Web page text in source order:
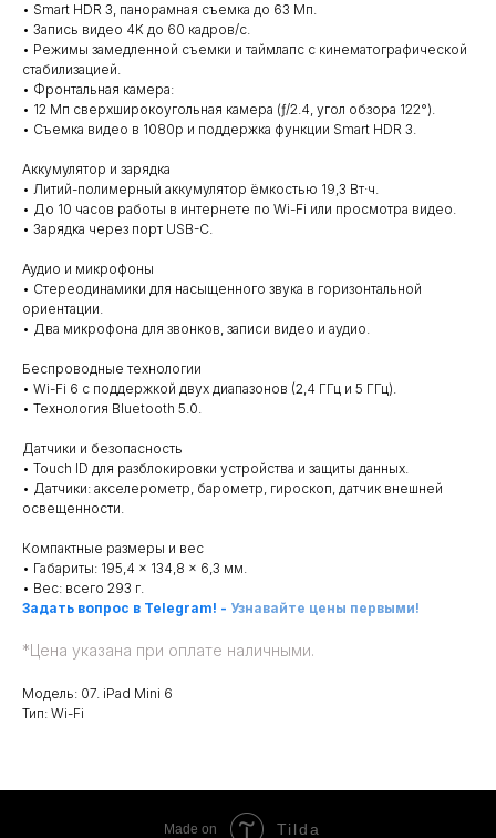
• Smart HDR 3, панорамная съемка до 63 Мп.
• Запись видео 4K до 60 кадров/с.
• Режимы замедленной съемки и таймлапс с кинематографической
стабилизацией.
• Фронтальная камера:
• 12 Мп сверхширокоугольная камера (ƒ/2.4, угол обзора 122°).
• Съемка видео в 1080p и поддержка функции Smart HDR 3.
Аккумулятор и зарядка
• Литий-полимерный аккумулятор ёмкостью 19,3 Вт·ч.
• До 10 часов работы в интернете по Wi-Fi или просмотра видео.
• Зарядка через порт USB-C.
Аудио и микрофоны
• Стереодинамики для насыщенного звука в горизонтальной
ориентации.
• Два микрофона для звонков, записи видео и аудио.
Беспроводные технологии
• Wi-Fi 6 с поддержкой двух диапазонов (2,4 ГГц и 5 ГГц).
• Технология Bluetooth 5.0.
Датчики и безопасность
• Touch ID для разблокировки устройства и защиты данных.
• Датчики: акселерометр, барометр, гироскоп, датчик внешней
освещенности.
Компактные размеры и вес
• Габариты: 195,4 × 134,8 × 6,3 мм.
• Вес: всего 293 г.
Задать вопрос в Telegram! - Узнавайте цены первыми!
*Цена указана при оплате наличными.
Модель: 07. iPad Mini 6
Тип: Wi-Fi
Made on Tilda